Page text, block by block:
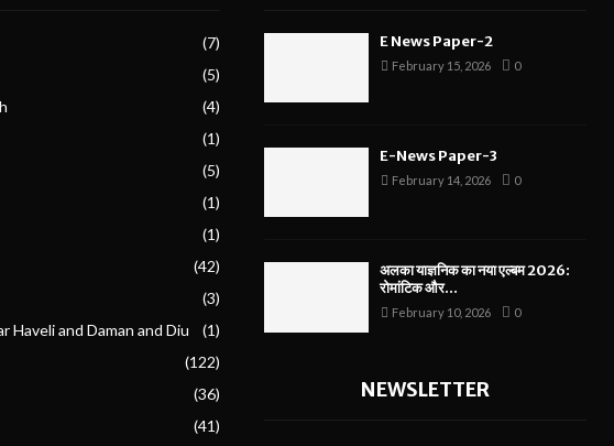
(7)
(5)
(4)
(1)
(5)
(1)
(1)
(42)
(3)
Haveli and Daman and Diu
(1)
(122)
(36)
(41)
E News Paper-2
February 15, 2026 0
E-News Paper-3
February 14, 2026 0
अलका याज्ञनिक का नया एल्बम 2026:
रोमांटिक और...
February 10, 2026 0
NEWSLETTER